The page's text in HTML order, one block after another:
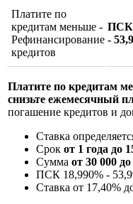
Платите по
кредитам меньше -
Рефинансирование
кредитов
ПСК
-
Платите по кредитам
снизьте ежемесячный
погашение кредитов и
Ставка
Срок от 1 года до
Сумма от 30 000
ПСК 18,990% -
Ставка от 17,40%